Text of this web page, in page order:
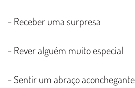
– Receber uma surpresa
– Rever alguém muito especial
– Sentir um abraço aconchegante